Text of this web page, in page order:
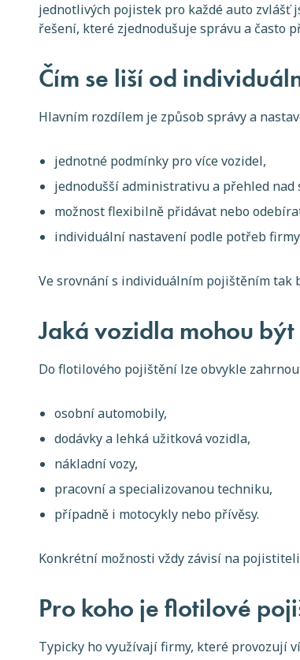
jednotlivých pojistek pro každé auto zvlášť
řešení, které zjednodušuje správu a často
Čím se liší od
Hlavním rozdílem je způsob správy a
jednotné podmínky pro více vozidel,
jednodušší administrativu a přehled nad
možnost flexibilně přidávat nebo
individuální nastavení podle potřeb
Ve srovnání s individuálním pojištěním tak
Jaká vozidla mohou
Do flotilového pojištění lze obvykle
osobní automobily,
dodávky a lehká užitková vozidla,
nákladní vozy,
pracovní a specializovanou techniku,
případně i motocykly nebo přívěsy.
Konkrétní možnosti vždy závisí na
Pro koho je flotilové
Typicky ho využívají firmy, které provozují